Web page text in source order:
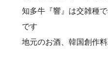
知多牛『響』は交雑種
です⠀
地元のお酒、韓国創作